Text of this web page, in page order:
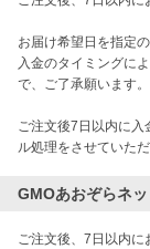
お届け希望日を指定
入金のタイミングに
で、ご了承願います。
ご注文後7日以内に入
ル処理をさせていただ
GMOあおぞらネッ
ご注文後、7日以内に